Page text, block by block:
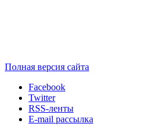
Полная версия сайта
Facebook
Twitter
RSS-ленты
E-mail рассылка